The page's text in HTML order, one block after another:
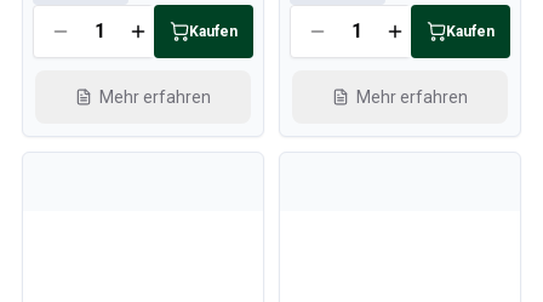
Kaufen
Mehr erfahren
Kaufen
Mehr erfahren